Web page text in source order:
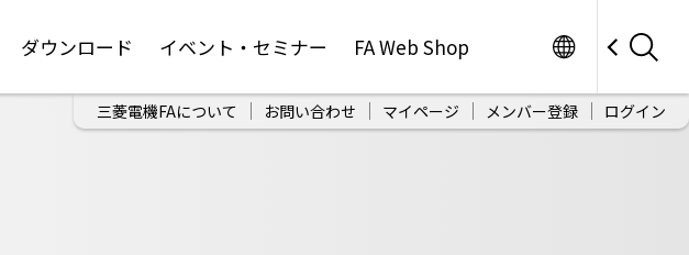
ダウンロード イベント・セミナー FA Web Shop
三菱電機FAについて お問い合わせ マイページ メンバー登録 ログイン